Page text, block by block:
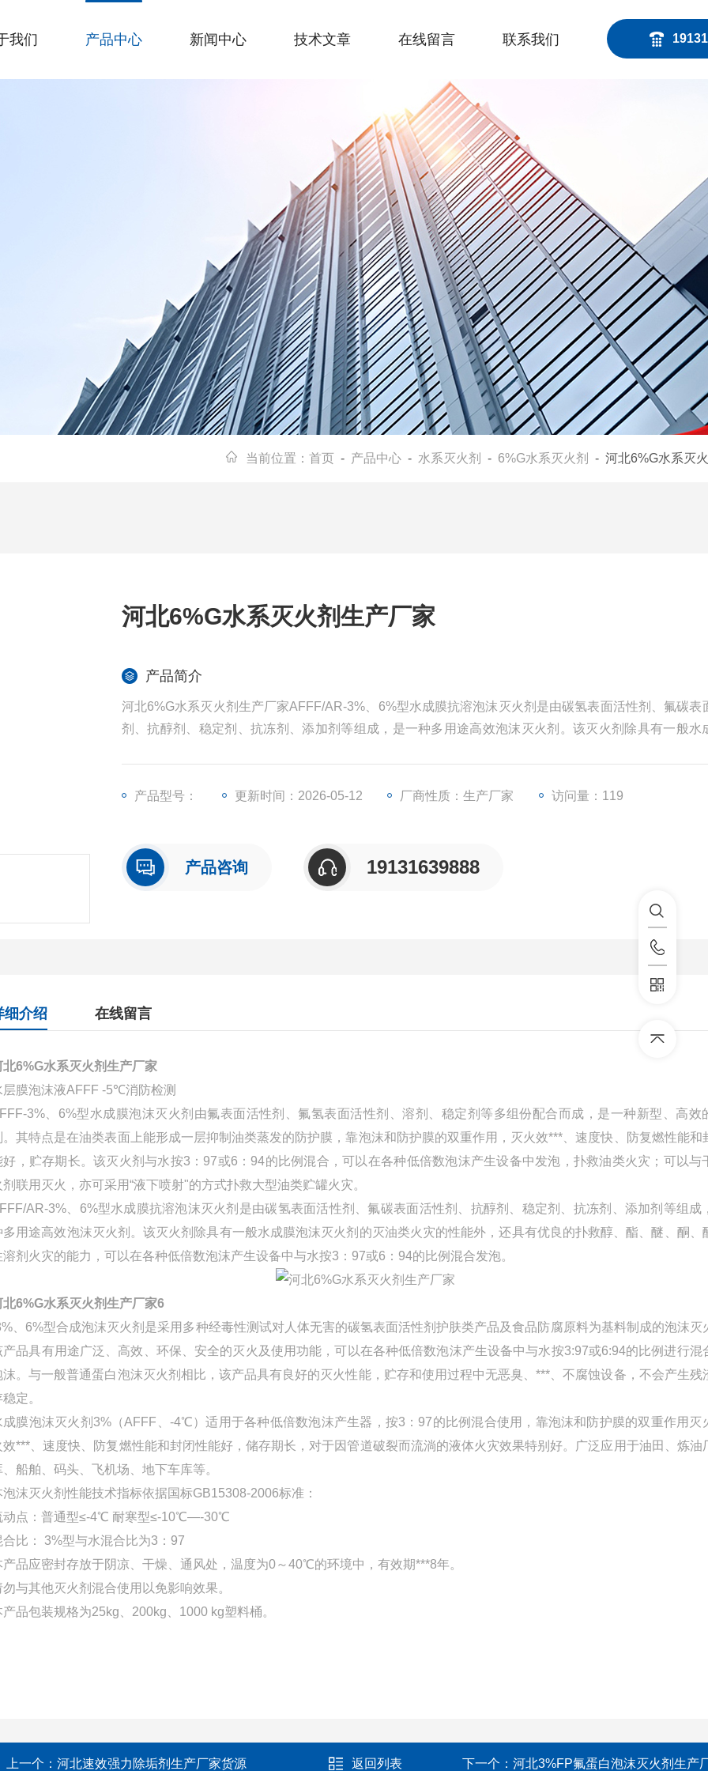
我们 产品中心 新闻中心 技术文章 在线留言 联系我们
当前位置： 首页 - 产品中心 - 水系灭火剂 - 6%G水系灭火剂 - 河北6%G水系灭
河北6%G水系灭火剂生产厂家
产品简介
河北6%G水系灭火剂生产厂家AFFF/AR-3%、6%型水成膜抗溶泡沫灭火剂是由碳氢表面活性剂、氟碳表
剂、抗醇剂、稳定剂、抗冻剂、添加剂等组成，是一种多用途高效泡沫灭火剂。该灭火剂除具有一般水
产品型号： 更新时间：2026-05-12 厂商性质：生产厂家 访问量：119
产品咨询 19131639888
细介绍 在线留言
北6%G水系灭火剂生产厂家
层膜泡沫液AFFF -5℃消防检测
3%、6%型水成膜泡沫灭火剂由氟表面活性剂、氟氢表面活性剂、溶剂、稳定剂等多组份配合而成，是一种新型、高效
。其特点是在油类表面上能形成一层抑制油类蒸发的防护膜，靠泡沫和防护膜的双重作用，灭火效***、速度快、防复燃性能和
好，贮存期长。该灭火剂与水按3：97或6：94的比例混合，可以在各种低倍数泡沫产生设备中发泡，扑救油类火灾；可以与
剂联用灭火，亦可采用“液下喷射"的方式扑救大型油类贮罐火灾。
AR-3%、6%型水成膜抗溶泡沫灭火剂是由碳氢表面活性剂、氟碳表面活性剂、抗醇剂、稳定剂、抗冻剂、添加剂等组成
多用途高效泡沫灭火剂。该灭火剂除具有一般水成膜泡沫灭火剂的灭油类火灾的性能外，还具有优良的扑救醇、酯、醚、酮、
溶剂火灾的能力，可以在各种低倍数泡沫产生设备中与水按3：97或6：94的比例混合发泡。
北6%G水系灭火剂生产厂家6
、6%型合成泡沫灭火剂是采用多种经毒性测试对人体无害的碳氢表面活性剂护肤类产品及食品防腐原料为基料制成的泡沫灭
产品具有用途广泛、高效、环保、安全的灭火及使用功能，可以在各种低倍数泡沫产生设备中与水按3:97或6:94的比例进行混
沫。与一般普通蛋白泡沫灭火剂相比，该产品具有良好的灭火性能，贮存和使用过程中无恶臭、***、不腐蚀设备，不会产生残
定。
成膜泡沫灭火剂3%（AFFF、-4℃）适用于各种低倍数泡沫产生器，按3：97的比例混合使用，靠泡沫和防护膜的双重作用灭
效***、速度快、防复燃性能和封闭性能好，储存期长，对于因管道破裂而流淌的液体火灾效果特别好。广泛应用于油田、炼油
、船舶、码头、飞机场、地下车库等。
泡沫灭火剂性能技术指标依据国标GB15308-2006标准：
动点：普通型≤-4℃ 耐寒型≤-10℃—-30℃
合比： 3%型与水混合比为3：97
产品应密封存放于阴凉、干燥、通风处，温度为0～40℃的环境中，有效期***8年。
勿与其他灭火剂混合使用以免影响效果。
产品包装规格为25kg、200kg、1000 kg塑料桶。
上一个： 河北速效强力除垢剂生产厂家货源 返回列表 下一个： 河北3%FP氟蛋白泡沫灭火剂生产